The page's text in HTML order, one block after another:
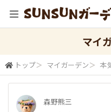
マイ
トップ＞ マイガーデン＞ 本
森野熊三